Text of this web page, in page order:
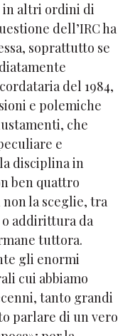
in altri ordini di
dell’IRC ha
soprattutto se
del 1984,
e polemiche
che
e
disciplina in
ben quattro
la sceglie, tra
addirittura da
tuttora.
gli enormi
cui abbiamo
tanto grandi
parlare di un vero